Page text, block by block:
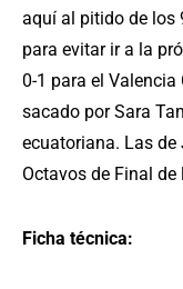
aquí al pitido de los
para evitar ir a la
0-1 para el Valencia
sacado por Sara
ecuatoriana. Las
Octavos de Final de
Ficha técnica: